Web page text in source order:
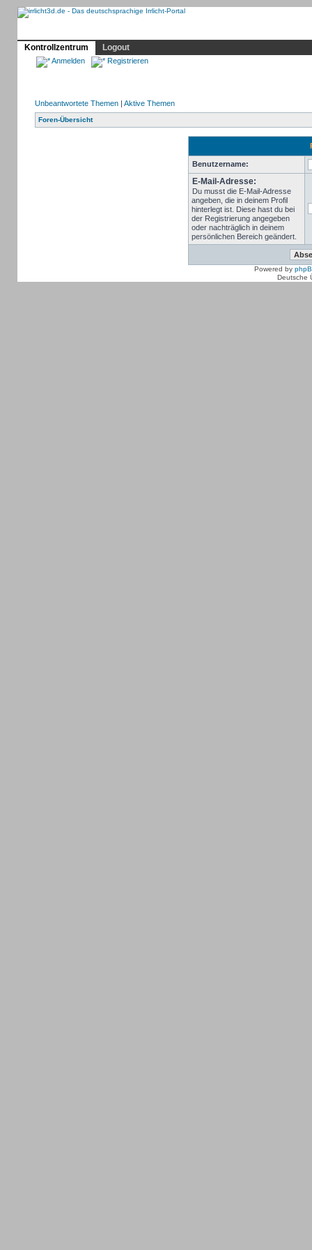
Kontrollzentrum
Logout
Anmelden Registrieren
Unbeantwortete Themen| Aktive Themen
Foren-Übersicht
Benutzername:
E-Mail-Adresse:
Du musst die E-Mail-Adresse
angeben, die in deinem Profil
hinterlegt ist. Diese hast du bei
der Registrierung angegeben
oder nachträglich in deinem
persönlichen Bereich geändert.
Powered by
Deutsche